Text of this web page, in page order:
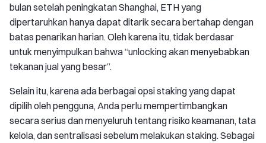
bulan setelah peningkatan Shanghai, ETH yang
dipertaruhkan hanya dapat ditarik secara bertahap dengan
batas penarikan harian. Oleh karena itu, tidak berdasar
untuk menyimpulkan bahwa “unlocking akan menyebabkan
tekanan jual yang besar”.
Selain itu, karena ada berbagai opsi staking yang dapat
dipilih oleh pengguna, Anda perlu mempertimbangkan
secara serius dan menyeluruh tentang risiko keamanan, tata
kelola, dan sentralisasi sebelum melakukan staking. Sebagai